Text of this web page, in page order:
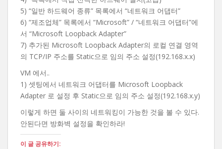
5) “일반 하드웨어 종류” 목록에서 “네트워크 어댑터”
6) “제조업체” 목록에서 “Microsoft” / “네트워크 어댑터”에
서 “Microsoft Loopback Adapter”
7) 추가된 Microsoft Loopback Adapter의 로컬 연결 영역
의 TCP/IP 주소를 Static으로 임의 주소 설정(192.168.x.x)
VM 에서..
1) 셋팅에서 네트워크 어댑터를 Microsoft Loopback
Adapter 로 설정 후 Static으로 임의 주소 설정(192.168.x.y)
이렇게 하면 둘 사이의 네트워킹이 가능한 것을 볼 수 있다.
안된다면 방화벽 설정을 확인하라!
이 글 공유하기: